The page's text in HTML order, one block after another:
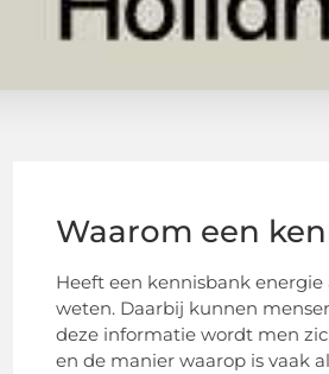
Waarom een
Heeft een kennisbank
weten. Daarbij kunnen
deze informatie wordt men
en de manier waarop is vaak